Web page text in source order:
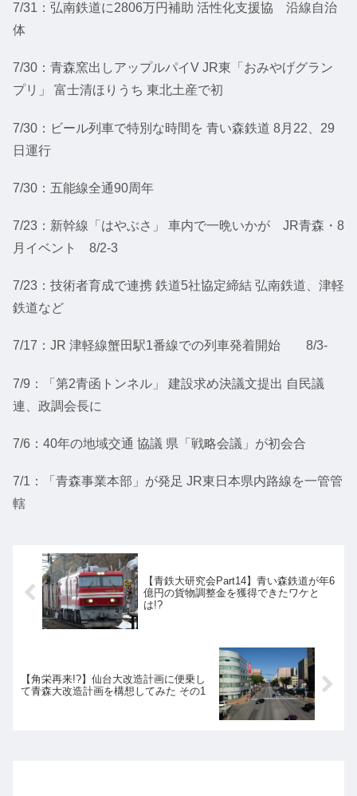
7/31：弘南鉄道に2806万円補助 活性化支援協 沿線自治
体
7/30：青森窯出しアップルパイV JR東「おみやげグラン
プリ」 富士清ほりうち 東北土産で初
7/30：ビール列車で特別な時間を 青い森鉄道 8月22、29
日運行
7/30：五能線全通90周年
7/23：新幹線「はやぶさ」 車内で一晩いかが JR青森・8
月イベント 8/2-3
7/23：技術者育成で連携 鉄道5社協定締結 弘南鉄道、津軽
鉄道など
7/17：JR 津軽線蟹田駅1番線での列車発着開始 8/3-
7/9：「第2青函トンネル」 建設求め決議文提出 自民議
連、政調会長に
7/6：40年の地域交通 協議 県「戦略会議」が初会合
7/1：「青森事業本部」が発足 JR東日本県内路線を一管管
轄
【青鉄大研究会Part14】青い森鉄道が年6
億円の貨物調整金を獲得できたワケと
は!?
【角栄再来!?】仙台大改造計画に便乗し
て青森大改造計画を構想してみた その1